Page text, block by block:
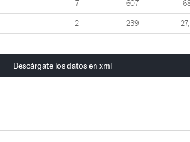
7 607
2 239
Descárgate los datos en xml